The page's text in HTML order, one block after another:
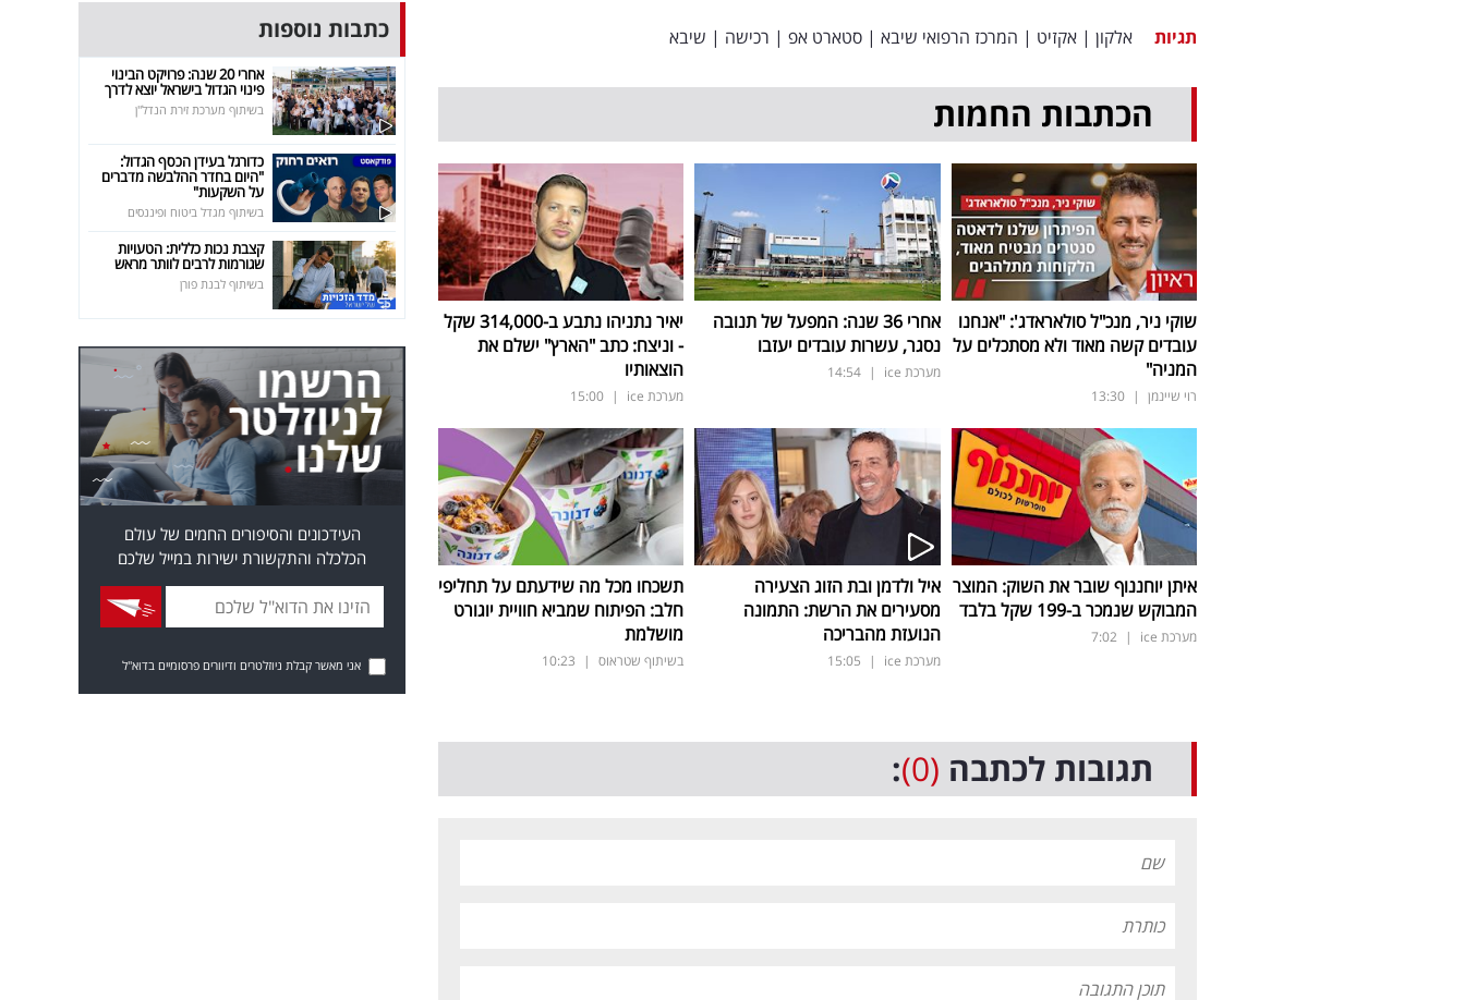
תגיות אלקון | אקזיט | המרכז הרפואי שיבא | סטארט אפ | רכישה | שיבא
הכתבות החמות
שוקי ניר, מנכ"ל סולאראדג': "אנחנו
עובדים קשה מאוד ולא מסתכלים על
המניה"
רוי שיינמן |
13:30
אחרי 36 שנה: המפעל של תנובה
נסגר, עשרות עובדים יעזבו
מערכת ice |
14:54
יאיר נתניהו נתבע ב-314,000 שקל
- וניצח: כתב "הארץ" ישלם את
הוצאותיו
מערכת ice |
15:00
איתן יוחננוף שובר את השוק: המוצר
המבוקש שנמכר ב-199 שקל בלבד
מערכת ice |
7:02
איל ולדמן ובת הזוג הצעירה
מסעירים את הרשת: התמונה
הנועזת מהבריכה
מערכת ice |
15:05
תשכחו מכל מה שידעתם על תחליפי
חלב: הפיתוח שמביא חוויית יוגורט
מושלמת
בשיתוף שטראוס |
10:23
תגובות לכתבה (0)
:
כתבות נוספות
אחרי 20 שנה: פרויקט הבינוי
פינוי הגדול בישראל יוצא לדרך
בשיתוף מערכת זירת הנדל"ן
כדורגל בעידן הכסף הגדול:
"היום בחדר ההלבשה מדברים
על השקעות"
בשיתוף מגדל ביטוח ופיננסים
קצבת נכות כללית: הטעויות
שגורמות לרבים לוותר מראש
בשיתוף לבנת פורן
העידכונים והסיפורים החמים של עולם
הכלכלה והתקשורת ישירות במייל שלכם
אני מאשר קבלת ניוזלטרים ודיוורים פרסומיים בדוא"ל